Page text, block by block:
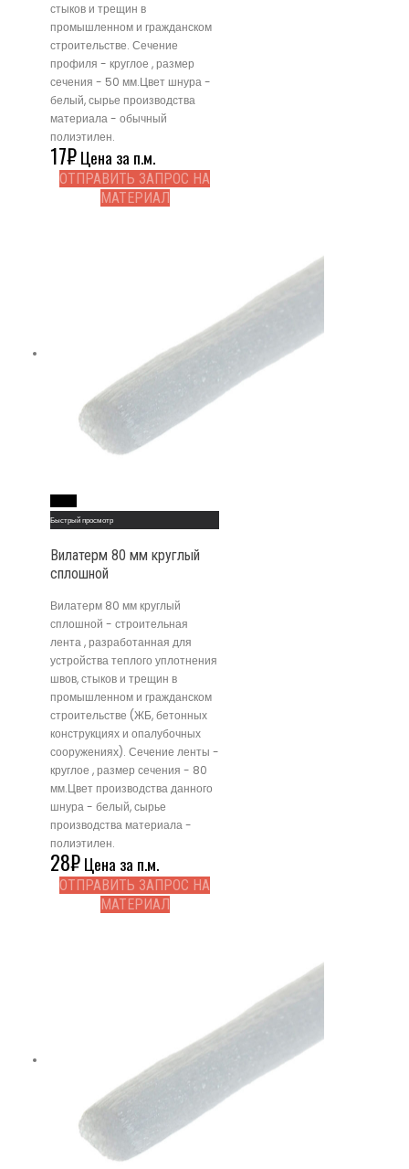
стыков и трещин в
промышленном и гражданском
строительстве. Сечение
профиля - круглое , размер
сечения - 50 мм.Цвет шнура -
белый, сырье производства
материала - обычный
полиэтилен.
17₽Цена за п.м.
ОТПРАВИТЬ ЗАПРОС НА
МАТЕРИАЛ
Быстрый просмотр
Вилатерм 80 мм круглый
сплошной
Вилатерм 80 мм круглый
сплошной - строительная
лента , разработанная для
устройства теплого уплотнения
швов, стыков и трещин в
промышленном и гражданском
строительстве (ЖБ, бетонных
конструкциях и опалубочных
сооружениях). Сечение ленты -
круглое , размер сечения - 80
мм.Цвет производства данного
шнура - белый, сырье
производства материала -
полиэтилен.
28₽Цена за п.м.
ОТПРАВИТЬ ЗАПРОС НА
МАТЕРИАЛ